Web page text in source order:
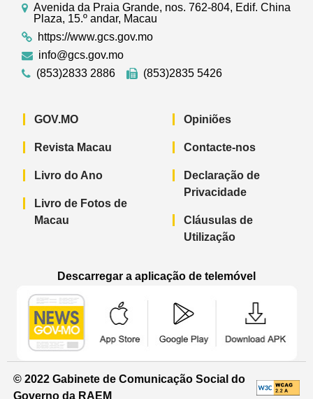
Avenida da Praia Grande, nos. 762-804, Edif. China
Plaza, 15.º andar, Macau
https://www.gcs.gov.mo
info@gcs.gov.mo
(853)2833 2886
(853)2835 5426
GOV.MO
Revista Macau
Livro do Ano
Livro de Fotos de
Macau
Opiniões
Contacte-nos
Declaração de
Privacidade
Cláusulas de
Utilização
Descarregar a aplicação de telemóvel
© 2022 Gabinete de Comunicação Social do
Governo da RAEM